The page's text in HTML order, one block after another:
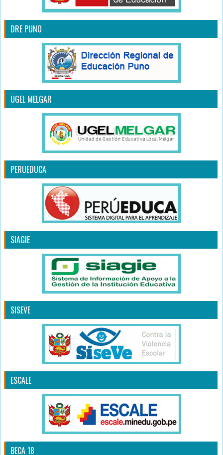
DRE PUNO
UGEL MELGAR
PERUEDUCA
SIAGIE
SISEVE
ESCALE
BECA 18